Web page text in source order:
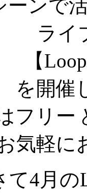
ーンで
ライ
【
を開催
フリー
気軽に
て4月の